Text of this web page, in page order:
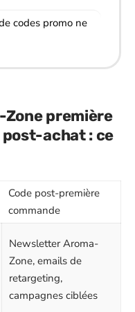
codes promo ne
Zone première
achat : ce
Code post-première
commande
Newsletter Aroma-
Zone, emails de
retargeting,
campagnes ciblées